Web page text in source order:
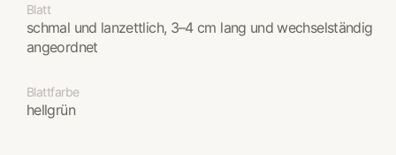
Blatt
schmal und lanzettlich, 3–4 cm lang und wechselständig
angeordnet
Blattfarbe
hellgrün